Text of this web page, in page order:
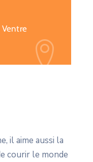
il aime aussi la
courir le monde